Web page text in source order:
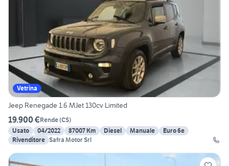
Vetrina
Jeep Renegade 1.6 MJet 130cv Limited
19.900 €Rende(CS)
Usato
04/2022 87007 Km Diesel Manuale
Euro 6e
Rivenditore Safra Motor Srl